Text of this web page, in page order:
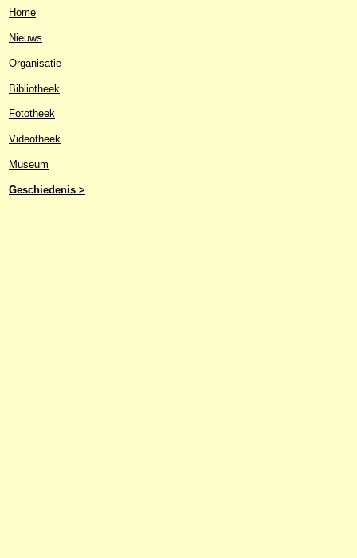
Home
Nieuws
Organisatie
Bibliotheek
Fototheek
Videotheek
Museum
Geschiedenis >